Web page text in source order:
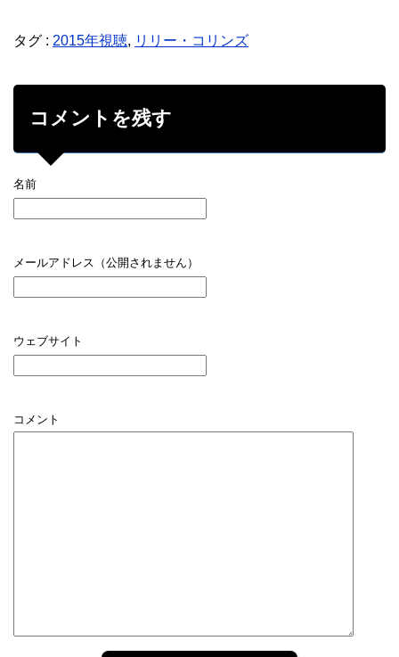
タグ : 2015年視聴, リリー・コリンズ
コメントを残す
名前
メールアドレス（公開されません）
ウェブサイト
コメント